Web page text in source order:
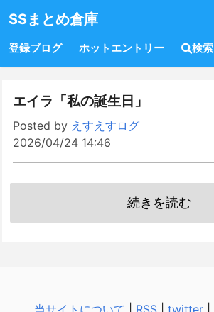
SSまとめ倉庫
登録ブログ ホットエントリー 検索
エイラ「私の誕生日」
Posted by えすえすログ
2026/04/24 14:46
続きを読む
当サイトについて RSS| twitter|